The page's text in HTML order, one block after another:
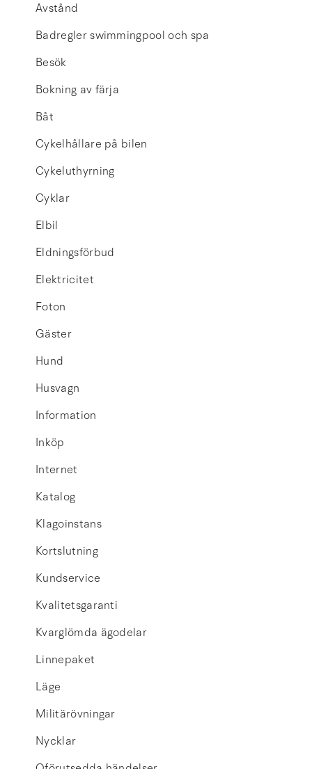
Avstånd
Badregler swimmingpool och spa
Besök
Bokning av färja
Båt
Cykelhållare på bilen
Cykeluthyrning
Cyklar
Elbil
Eldningsförbud
Elektricitet
Foton
Gäster
Hund
Husvagn
Information
Inköp
Internet
Katalog
Klagoinstans
Kortslutning
Kundservice
Kvalitetsgaranti
Kvarglömda ägodelar
Linnepaket
Läge
Militärövningar
Nycklar